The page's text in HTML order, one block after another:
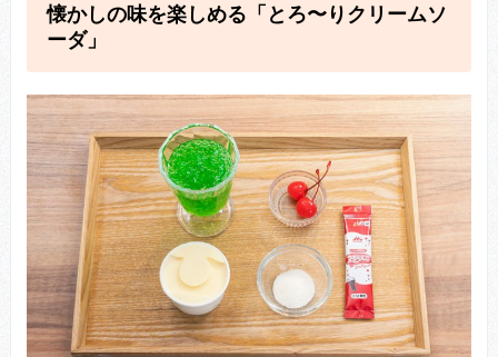
懐かしの味を楽しめる「とろ〜りクリームソ
ーダ」